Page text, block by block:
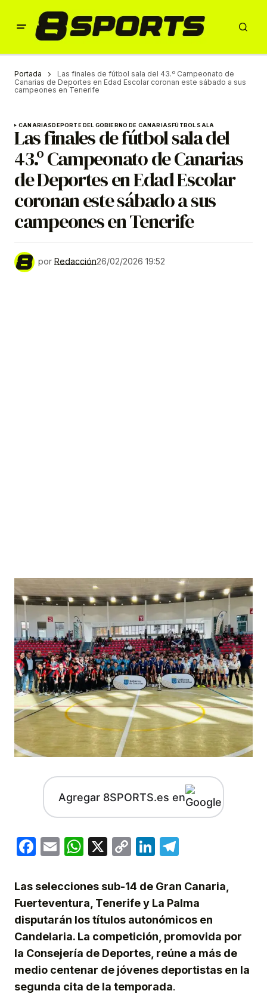
Portada
Las finales de fútbol sala del 43.º Campeonato de
Canarias de Deportes en Edad Escolar coronan este sábado a sus
campeones en Tenerife
CANARIASDEPORTE DEL GOBIERNO DE CANARIASFÚTBOL SALA
Las finales de fútbol sala del
43.º Campeonato de Canarias
de Deportes en Edad Escolar
coronan este sábado a sus
campeones en Tenerife
por Redacción26/02/2026 19:52
Agregar 8SPORTS.es en
Facebook
EmailWhatsApp
X
CopyLinkedIn
Las selecciones sub-14 de Gran Canaria,
Fuerteventura, Tenerife y La Palma
disputarán los títulos autonómicos en
Candelaria. La competición, promovida por
la Consejería de Deportes, reúne a más de
medio centenar de jóvenes deportistas en la
segunda cita de la temporada.